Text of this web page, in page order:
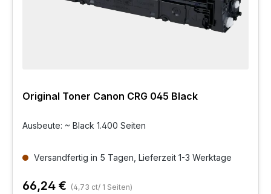
Original Toner Canon CRG 045 Black
Ausbeute: ~ Black 1.400 Seiten
Versandfertig in 5 Tagen, Lieferzeit 1-3 Werktage
66,24 € (4,73 ct/ 1 Seiten)